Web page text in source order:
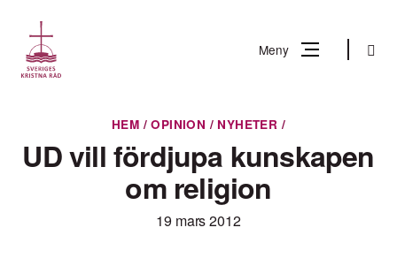
innehåll
Meny Sök
letar
du
HEM /OPINION / NYHETER /
UD vill fördjupa kunskapen
om religion
19 mars 2012